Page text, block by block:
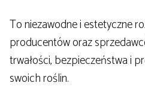
To niezawodne i estetyczne
producentów oraz
trwałości, bezpieczeństwa i
swoich roślin.